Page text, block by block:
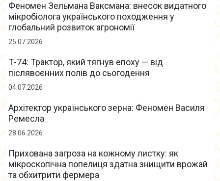
Феномен Зельмана Ваксмана: внесок видатного
мікробіолога українського походження у
глобальний розвиток агрономії
25.07.2026
Т-74: Трактор, який тягнув епоху — від
післявоєнних полів до сьогодення
04.07.2026
Архітектор українського зерна: Феномен Василя
Ремесла
28.06.2026
Прихована загроза на кожному листку: як
мікроскопічна попелиця здатна знищити врожай
та обхитрити фермера